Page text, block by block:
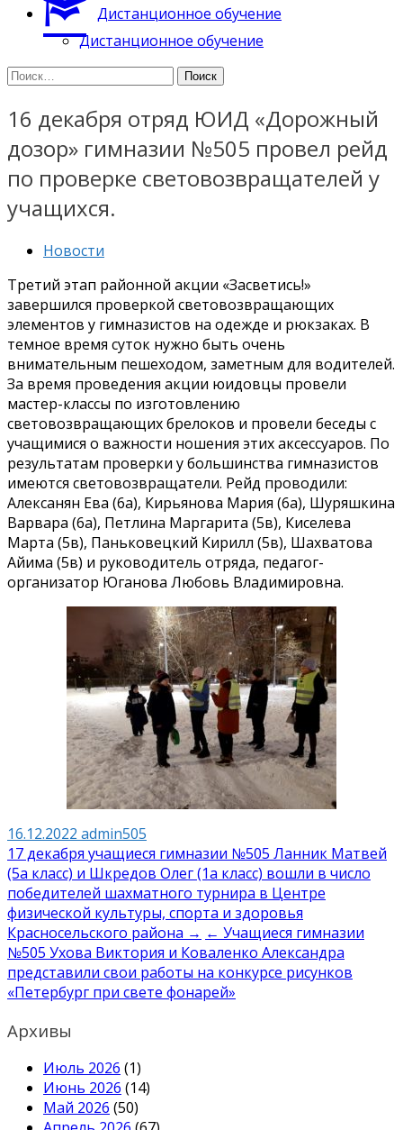
Дистанционное обучение
Дистанционное обучение
Найти:
16 декабря отряд ЮИД «Дорожный
дозор» гимназии №505 провел рейд
по проверке световозвращателей у
учащихся.
Новости
Третий этап районной акции «Засветись!»
завершился проверкой световозвращающих
элементов у гимназистов на одежде и рюкзаках. В
темное время суток нужно быть очень
внимательным пешеходом, заметным для водителей.
За время проведения акции юидовцы провели
мастер-классы по изготовлению
световозвращающих брелоков и провели беседы с
учащимися о важности ношения этих аксессуаров. По
результатам проверки у большинства гимназистов
имеются световозвращатели. Рейд проводили:
Алексанян Ева (6а), Кирьянова Мария (6а), Шуряшкина
Варвара (6а), Петлина Маргарита (5в), Киселева
Марта (5в), Паньковецкий Кирилл (5в), Шахватова
Айима (5в) и руководитель отряда, педагог-
организатор Юганова Любовь Владимировна.
16.12.2022 admin505
Навигация
по
записям
17 декабря учащиеся гимназии №505 Ланник Матвей
(5а класс) и Шкредов Олег (1а класс) вошли в число
победителей шахматного турнира в Центре
физической культуры, спорта и здоровья
Красносельского района → ← Учащиеся гимназии
№505 Ухова Виктория и Коваленко Александра
представили свои работы на конкурсе рисунков
«Петербург при свете фонарей»
Архивы
Июль 2026 (1)
Июнь 2026 (14)
Май 2026 (50)